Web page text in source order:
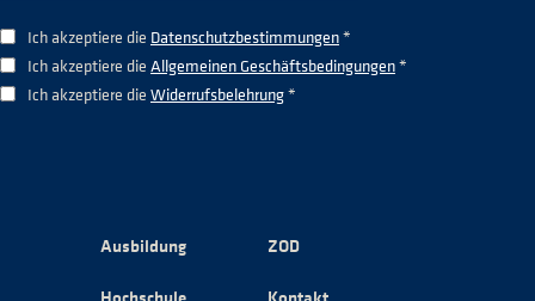
Ich akzeptiere die Datenschutzbestimmungen*
Ich akzeptiere die Allgemeinen Geschäftsbedingungen*
Ich akzeptiere die Widerrufsbelehrung*
Ausbildung ZOD